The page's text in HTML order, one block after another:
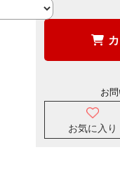
お気に入り
お